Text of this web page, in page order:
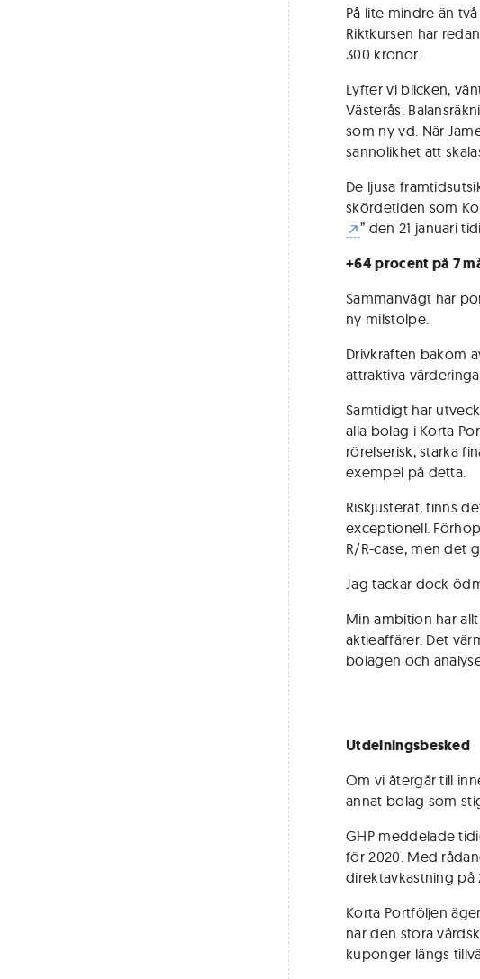
På lite mindre än
Riktkursen har
300 kronor.
Lyfter vi blicken,
Västerås.
som ny vd. När
sannolikhet att
De ljusa
skördetiden som
” den 21 januari
+64 procent på 7
Sammanvägt har
ny milstolpe.
Drivkraften bakom
attraktiva
Samtidigt har
alla bolag i Korta
rörelserisk, starka
exempel på detta.
Riskjusterat, finns
exceptionell.
R/R-case, men det
Jag tackar dock
Min ambition har
aktieaffärer. Det
bolagen och
Utdelningsbesked
Om vi återgår till
annat bolag som
GHP meddelade
för 2020. Med
direktavkastning på
Korta Portföljen
när den stora
kuponger längs